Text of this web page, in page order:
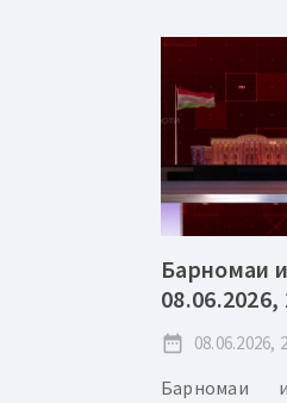
Барномаи
08.06.2026,
date_range 08.06.2026,
Барномаи